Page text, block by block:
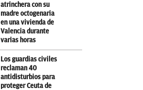
atrinchera con su
madre octogenaria
en una vivienda de
Valencia durante
varias horas
Los guardias civiles
reclaman 40
antidisturbios para
proteger Ceuta de